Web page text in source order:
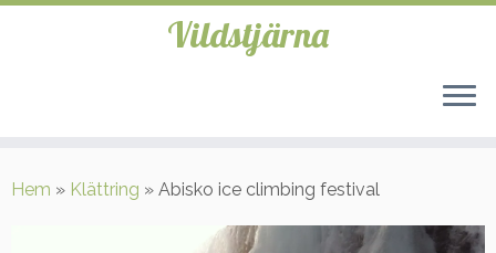
till
Vildstjärna
Hem » Klättring » Abisko ice climbing festival